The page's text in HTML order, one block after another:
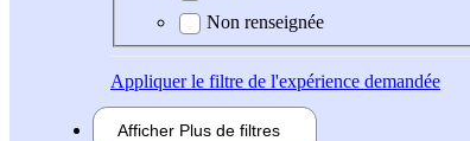
Non renseignée
Appliquerle filtre de l'expérience demandée
Afficher Plus de filtres